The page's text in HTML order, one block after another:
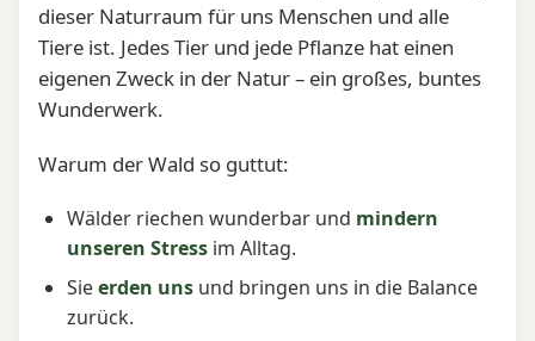
dieser Naturraum für uns Menschen und alle
Tiere ist. Jedes Tier und jede Pflanze hat einen
eigenen Zweck in der Natur – ein großes, buntes
Wunderwerk.
Warum der Wald so guttut:
Wälder riechen wunderbar und mindern
unseren Stress im Alltag.
Sieerden uns und bringen uns in die Balance
zurück.